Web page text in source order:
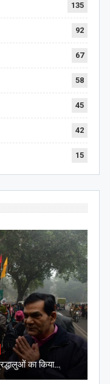
135
92
67
58
45
42
15
का किया…